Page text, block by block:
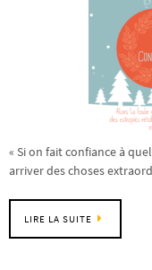
« Si on fait confiance à
arriver des choses
LIRE LA SUITE